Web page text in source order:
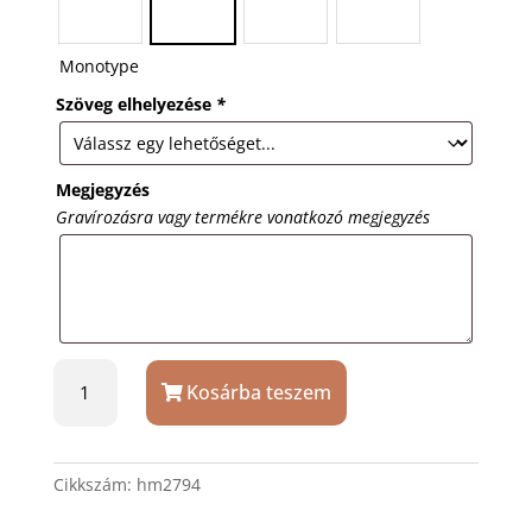
Monotype
Szöveg elhelyezése *
Megjegyzés
Gravírozásra vagy termékre vonatkozó megjegyzés
alakú
gravírozással
Kosárba teszem
Cikkszám: hm2794